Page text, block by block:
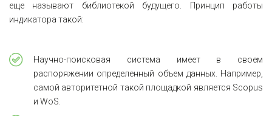
еще называют библиотекой будущего. Принцип работы
индикатора такой:
Научно-поисковая система имеет в своем
распоряжении определенный объем данных. Например,
самой авторитетной такой площадкой является Scopus
и WoS.